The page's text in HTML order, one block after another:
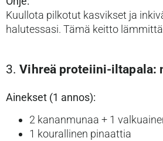
Kuullota pilkotut kasvikset ja
halutessasi. Tämä keitto
3.Vihreä proteiini-iltapala:
Ainekset (1 annos):
2 kananmunaa + 1
1 kourallinen pinaattia